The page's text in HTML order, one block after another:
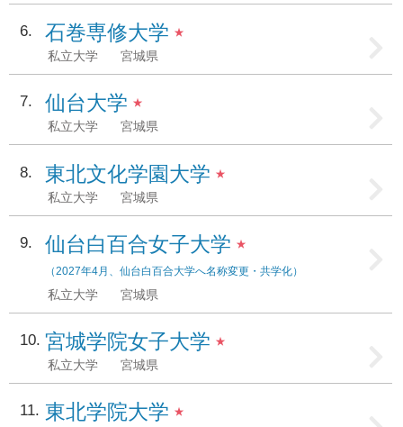
6 石巻専修大学 ★
私立大学 宮城県
7 仙台大学 ★
私立大学 宮城県
8 東北文化学園大学 ★
私立大学 宮城県
9 仙台白百合女子大学 ★
（2027年4月、仙台白百合大学へ名称変更・共学化）
私立大学 宮城県
10 宮城学院女子大学 ★
私立大学 宮城県
11 東北学院大学 ★